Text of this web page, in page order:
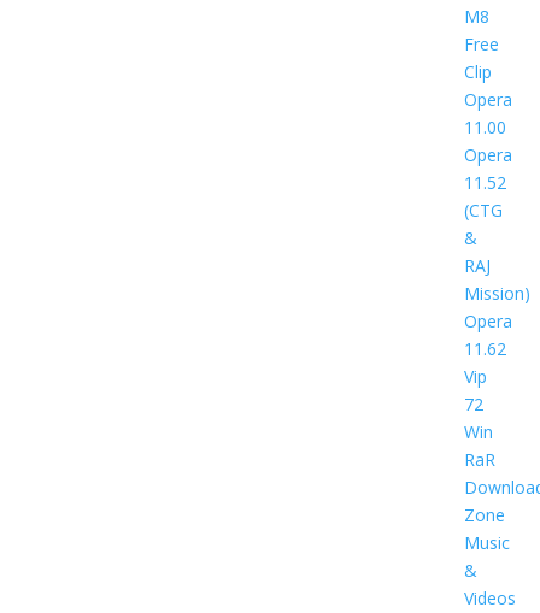
M8
Free
Clip
Opera
11.00
Opera
11.52
(CTG
&
RAJ
Mission)
Opera
11.62
Vip
72
Win
RaR
Zone
Music
&
Videos